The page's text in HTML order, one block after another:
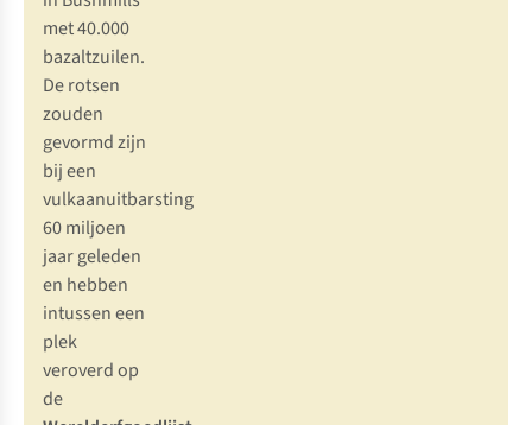
met 40.000
bazaltzuilen.
De rotsen
zouden
gevormd zijn
bij een
vulkaanuitbarsting
60 miljoen
jaar geleden
en hebben
intussen een
plek
veroverd op
de